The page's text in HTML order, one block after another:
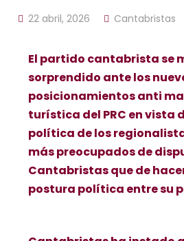
22 abril, 2026 Cantabristas
El partido cantabrista se
sorprendido ante los
posicionamientos anti
turística del PRC en vista
política de los
más preocupados de
Cantabristas que de
postura política entre su